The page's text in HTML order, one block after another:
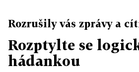
Rozrušily vás zprávy a
Rozptylte se
hádankou